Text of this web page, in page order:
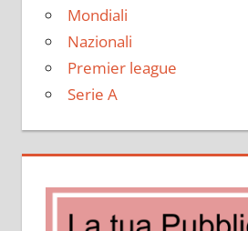
Mondiali
Nazionali
Premier league
Serie A